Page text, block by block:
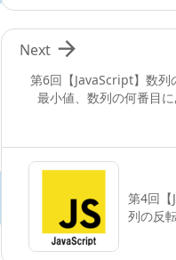
第6回【JavaScript】数列
最小値、数列の何番目

Next
第4回【
列の反